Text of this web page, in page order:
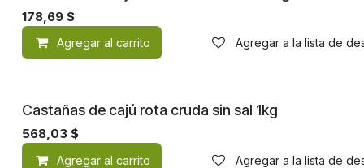
178,69 $
Agregar al carrito Agregar a la lista de
Castañas de cajú rota cruda sin sal 1kg
568,03 $
Agregar al carrito Agregar a la lista de